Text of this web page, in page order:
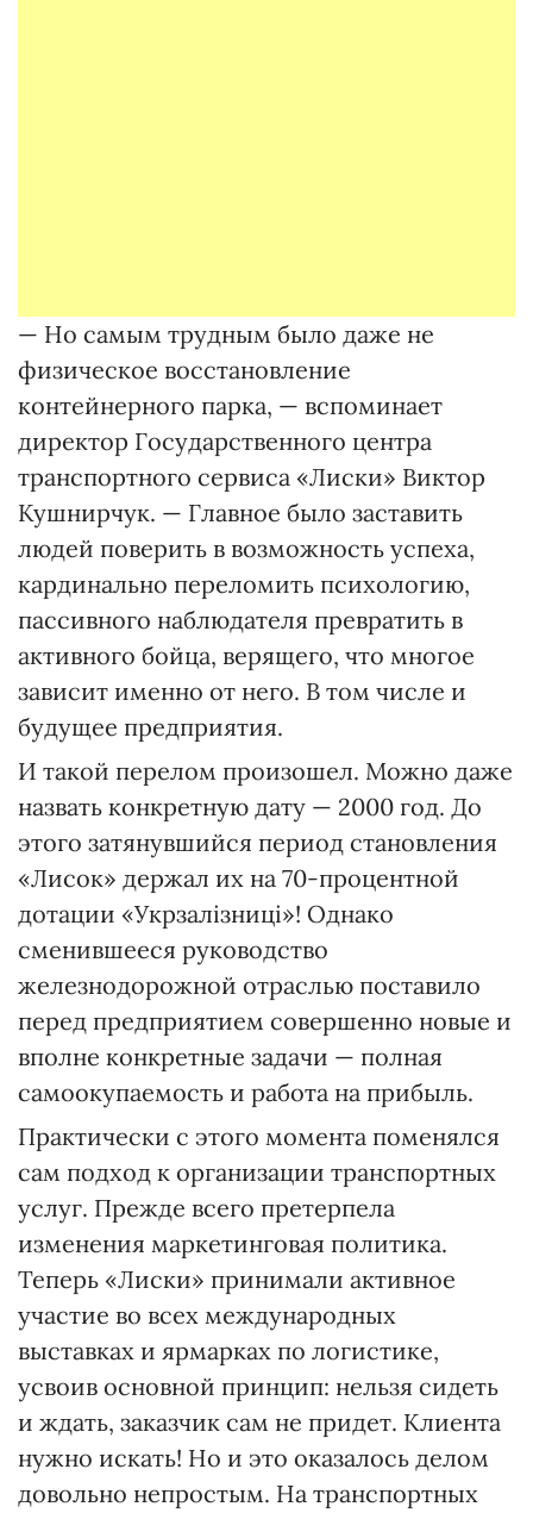
— Но самым трудным было даже не
физическое восстановление
контейнерного парка, — вспоминает
директор Государственного центра
транспортного сервиса «Лиски» Виктор
Кушнирчук. — Главное было заставить
людей поверить в возможность успеха,
кардинально переломить психологию,
пассивного наблюдателя превратить в
активного бойца, верящего, что многое
зависит именно от него. В том числе и
будущее предприятия.
И такой перелом произошел. Можно даже
назвать конкретную дату — 2000 год. До
этого затянувшийся период становления
«Лисок» держал их на 70-процентной
дотации «Укрзалізниці»! Однако
сменившееся руководство
железнодорожной отраслью поставило
перед предприятием совершенно новые и
вполне конкретные задачи — полная
самоокупаемость и работа на прибыль.
Практически с этого момента поменялся
сам подход к организации транспортных
услуг. Прежде всего претерпела
изменения маркетинговая политика.
Теперь «Лиски» принимали активное
участие во всех международных
выставках и ярмарках по логистике,
усвоив основной принцип: нельзя сидеть
и ждать, заказчик сам не придет. Клиента
нужно искать! Но и это оказалось делом
довольно непростым. На транспортных